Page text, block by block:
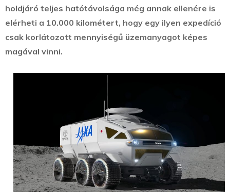
holdjáró teljes hatótávolsága még annak ellenére is
elérheti a 10.000 kilométert, hogy egy ilyen expedíció
csak korlátozott mennyiségű üzemanyagot képes
magával vinni.